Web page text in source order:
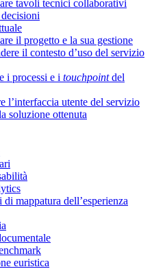
tavoli tecnici collaborativi
il progetto e la sua gestione
il contesto d’uso del servizio
i processi e i touchpointdel
l’interfaccia utente del servizio
soluzione ottenuta
mappatura dell’esperienza
euristica